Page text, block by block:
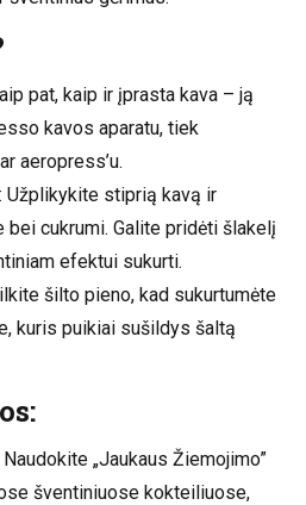
pat, kaip ir įprasta kava – ją
kavos aparatu, tiek
aeropress’u.
: Užplikykite stiprią kavą ir
cukrumi. Galite pridėti šlakelį
efektui sukurti.
šilto pieno, kad sukurtumėte
kuris puikiai sušildys šaltą
Naudokite „Jaukaus Žiemojimo”
šventiniuose kokteiliuose,